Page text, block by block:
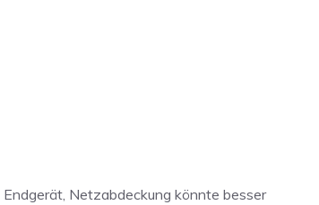
Netzabdeckung könnte besser